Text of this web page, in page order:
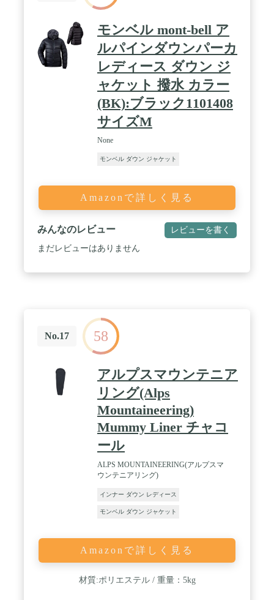
モンベル mont-bell ア
ルパインダウンパーカ
レディース ダウン ジ
ャケット 撥水 カラー
(BK):ブラック1101408
サイズM
None
モンベル ダウン ジャケット
Amazonで詳しく見る
みんなのレビュー レビューを書く
まだレビューはありません
No.17 58
アルプスマウンテニア
リング(Alps
Mountaineering)
Mummy Liner チャコ
ール
ALPS MOUNTAINEERING(アルプスマ
ウンテニアリング)
インナー ダウン レディース
モンベル ダウン ジャケット
Amazonで詳しく見る
材質:ポリエステル / 重量：5kg